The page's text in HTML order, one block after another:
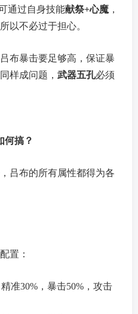
通过自身技能献祭+心魔 ，
以不必过于担心。
布暴击要足够高，保证暴
样成问题， 武器五孔必须
何搞？
吕布的所有属性都得为各
置：
准30%，暴击50%，攻击